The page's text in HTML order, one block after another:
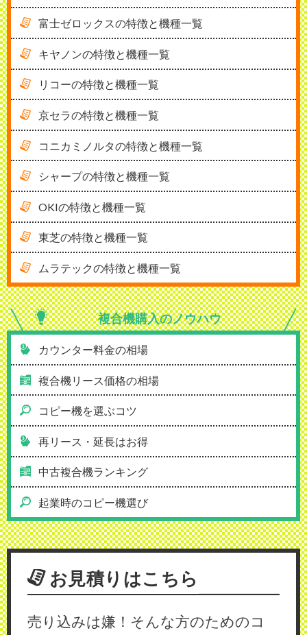
富士ゼロックスの特徴と機種一覧
キヤノンの特徴と機種一覧
リコーの特徴と機種一覧
京セラの特徴と機種一覧
コニカミノルタの特徴と機種一覧
シャープの特徴と機種一覧
OKIの特徴と機種一覧
東芝の特徴と機種一覧
ムラテックの特徴と機種一覧
複合機購入のノウハウ
カウンター料金の相場
複合機リース価格の相場
コピー機を選ぶコツ
再リース・延長はお得
中古複合機ランキング
起業時のコピー機選び
お見積りはこちら
売り込みは嫌！そんな方のためのコ